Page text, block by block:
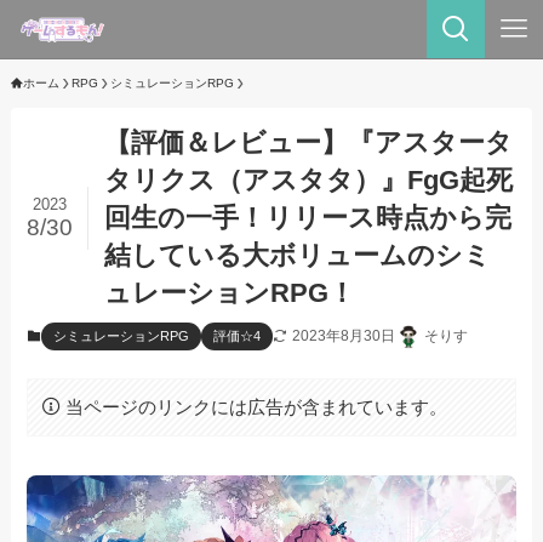
ホーム RPG シミュレーションRPG
【評価＆レビュー】『アスタータ
タリクス（アスタタ）』FgG起死
回生の一手！リリース時点から完
結している大ボリュームのシミ
ュレーションRPG！
2023
8/30
シミュレーションRPG 評価☆4 2023年8月30日 そりす
当ページのリンクには広告が含まれています。